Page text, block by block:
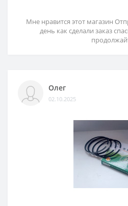
Мне нравится этот магазин
день как сделали заказ
Олег
02.10.2025